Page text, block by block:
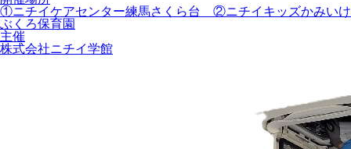
①ニチイケアセンター練馬さくら台 ②ニチイキッズかみいけ
ぶくろ保育園
主催
株式会社ニチイ学館